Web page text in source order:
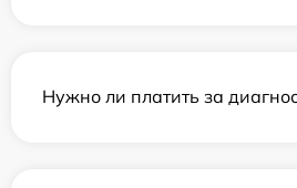
Нужно ли платить за